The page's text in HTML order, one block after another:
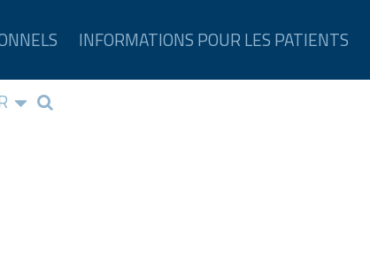
INFORMATIONS POUR LES PATIENTS